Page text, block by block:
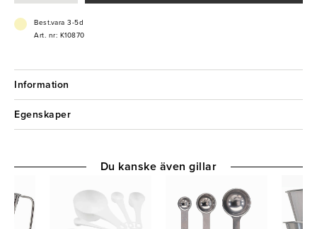
- Stabilt handtag
Best.vara 3-5d
Art. nr: K10870
Information
Egenskaper
Du kanske även gillar